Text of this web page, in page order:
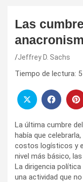
Las
Jeffrey D. Sachs
Tiempo de lectura: 5
La última cumbre
había que
costos logísticos y
nivel más básico,
La dirigencia
una actividad que